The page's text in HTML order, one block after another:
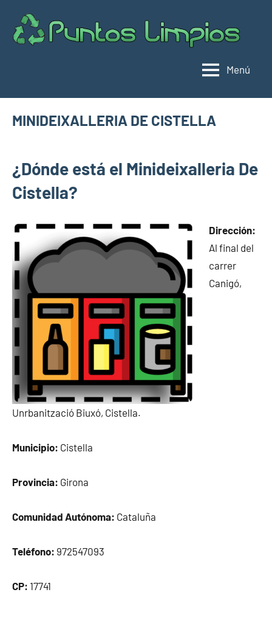
contenido
Menú
MINIDEIXALLERIA DE CISTELLA
limpios en
municipios
de Girona
21,
2024
¿Dónde está el Minideixalleria De
Cistella?
Dirección:
Al final del
carrer
Canigó,
Unrbanització Biuxó, Cistella.
Municipio: Cistella
Provincia: Girona
Comunidad Autónoma: Cataluña
Teléfono: 972547093
CP: 17741